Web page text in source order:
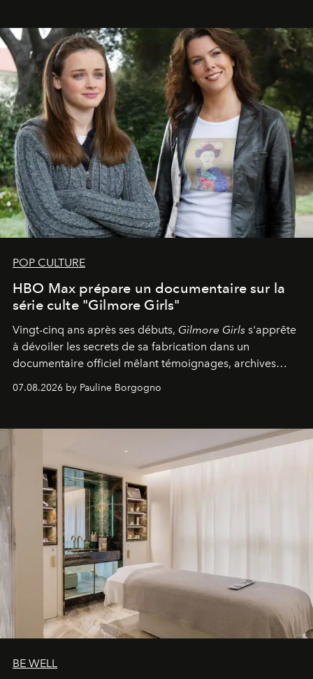
POP CULTURE
HBO Max prépare un documentaire sur la
série culte "Gilmore Girls"
Vingt-cinq ans après ses débuts, Gilmore Girls s'apprête
à dévoiler les secrets de sa fabrication dans un
documentaire officiel mêlant témoignages, archives
inédites et plongée dans les coulisses d'un phénomène
générationnel.
07.08.2026 by Pauline Borgogno
BE WELL